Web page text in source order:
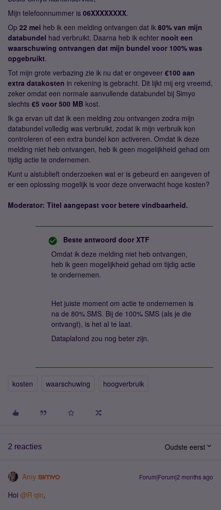
Mijn telefoonnummer is 06XXXXXXXX.
Op 22 mei heb ik een melding ontvangen dat ik 80% van mijn
databundel had verbruikt. Daarna heb ik echter nooit een
waarschuwing ontvangen dat mijn bundel voor 100% was
opgebruikt.
Tot mijn grote verbazing zie ik nu dat er ongeveer €100 aan
extra datakosten in rekening is gebracht. Dit lijkt mij erg vreemd,
zeker omdat een normale aanvullende databundel bij Simyo
slechts €5 voor 500 MB kost.
Ik ga ervan uit dat ik een melding zou ontvangen zodra mijn
databundel volledig was verbruikt, zodat ik mijn verbruik kon
controleren of een extra bundel kon activeren. Omdat ik deze
melding niet heb ontvangen, heb ik geen mogelijkheid gehad om
tijdig actie te ondernemen.
Kunt u alstublieft onderzoeken wat er is gebeurd en aangeven of
er een oplossing mogelijk is voor deze onverwacht hoge kosten?
Moderator: Titel aangepast voor betere vindbaarheid.
Beste antwoord door XTF
Omdat ik deze melding niet heb ontvangen,
heb ik geen mogelijkheid gehad om tijdig actie
te ondernemen.
Het juiste moment om actie te ondernemen is
na de 80% SMS. Bij de 100% SMS (als je die
ontvangt), is het al te laat.
Dataplafond zou nog beter zijn.
kosten waarschuwing hoogverbruik
2 reacties Oudste eerst
Amy Forum|Forum|2 months ago
Hoi ​ @R qin,